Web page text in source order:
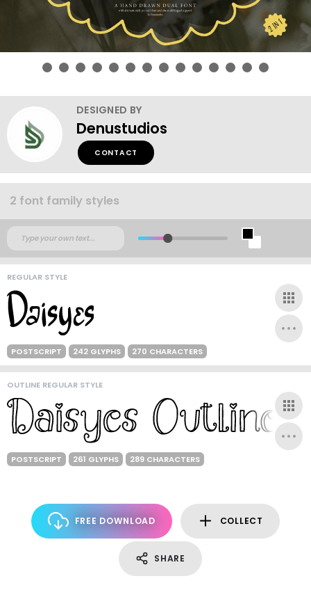
DESIGNED BY
Denustudios
CONTACT
2 font family styles
REGULAR STYLE
POSTSCRIPT 242 GLYPHS 270 CHARACTERS
OUTLINE REGULAR STYLE
POSTSCRIPT 261 GLYPHS 289 CHARACTERS
FREE DOWNLOAD COLLECT
SHARE